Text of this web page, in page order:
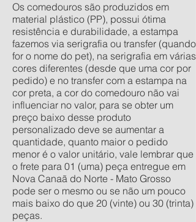
Os comedouros são produzidos em
material plástico (PP), possui ótima
resistência e durabilidade, a estampa
fazemos via serigrafia ou transfer (quando
for o nome do pet), na serigrafia em várias
cores diferentes (desde que uma cor por
pedido) e no transfer com a estampa na
cor preta, a cor do comedouro não vai
influenciar no valor, para se obter um
preço baixo desse produto
personalizado deve se aumentar a
quantidade, quanto maior o pedido
menor é o valor unitário, vale lembrar que
o frete para 01 (uma) peça entregue em
Nova Canaã do Norte - Mato Grosso
pode ser o mesmo ou se não um pouco
mais baixo do que 20 (vinte) ou 30 (trinta)
peças.